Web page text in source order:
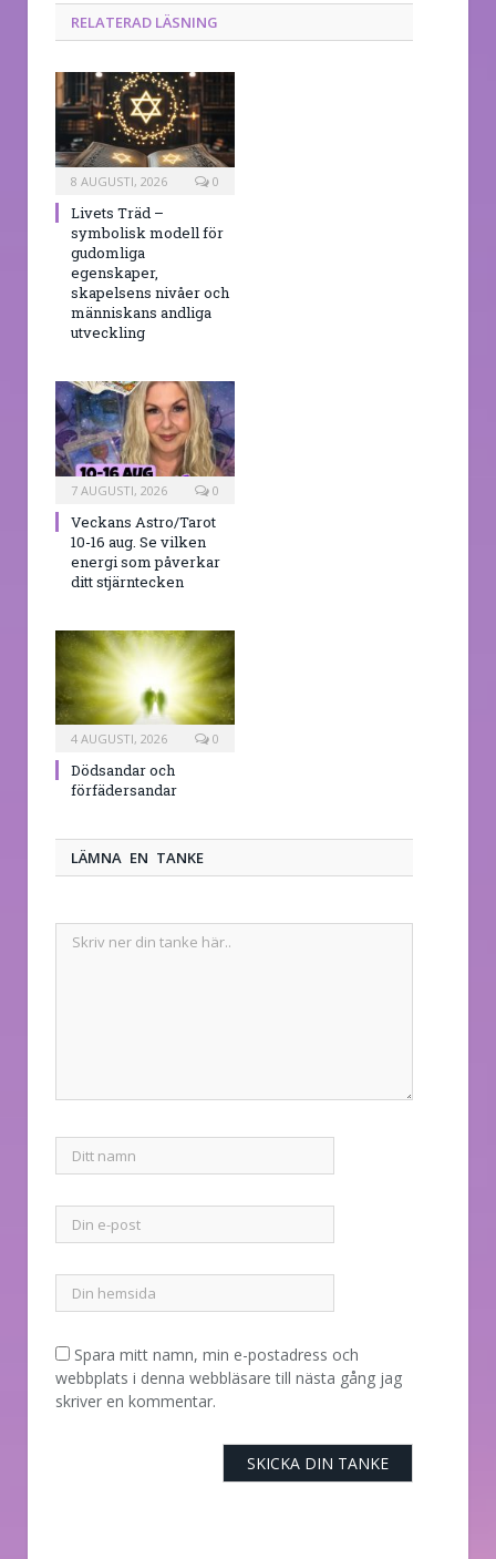
RELATERAD LÄSNING
8 AUGUSTI, 2026 0
Livets Träd –
symbolisk modell för
gudomliga
egenskaper,
skapelsens nivåer och
människans andliga
utveckling
7 AUGUSTI, 2026 0
Veckans Astro/Tarot
10-16 aug. Se vilken
energi som påverkar
ditt stjärntecken
4 AUGUSTI, 2026 0
Dödsandar och
förfädersandar
LÄMNA EN TANKE
Spara mitt namn, min e-postadress och
webbplats i denna webbläsare till nästa gång jag
skriver en kommentar.